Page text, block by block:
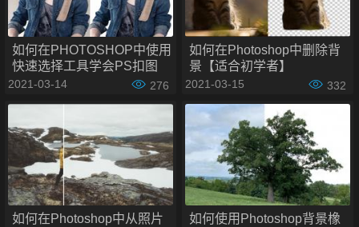
第一步是在照片上输入文字。首先从工具栏中选择水平类型工
具。您也可以按键盘上的T键来选择它。随意使用任何你喜欢
的字体。
如何在PHOTOSHOP中使用
快速选择工具学会PS扣图
2021-03-14 276
如何在Photoshop中删除背
景【适合初学者】
2021-03-15 332
如何在Photoshop中从照片
如何使用Photoshop背景橡